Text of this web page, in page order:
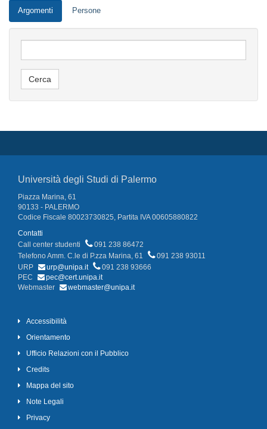
Argomenti Persone
Università degli Studi di Palermo
Piazza Marina, 61
90133 - PALERMO
Codice Fiscale 80023730825, Partita IVA 00605880822
Contatti
Call center studenti
091 238 86472
Telefono Amm. C.le di P.zza Marina, 61
091 238 93011
URP
urp@unipa.it
091 238 93666
PEC
pec@cert.unipa.it
Webmaster
webmaster@unipa.it
Accessibilità
Orientamento
Ufficio Relazioni con il Pubblico
Credits
Mappa del sito
Note Legali
Privacy